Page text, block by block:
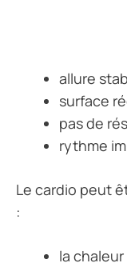
allure
surface
pas de
rythme
Le cardio peut
:
la chaleur